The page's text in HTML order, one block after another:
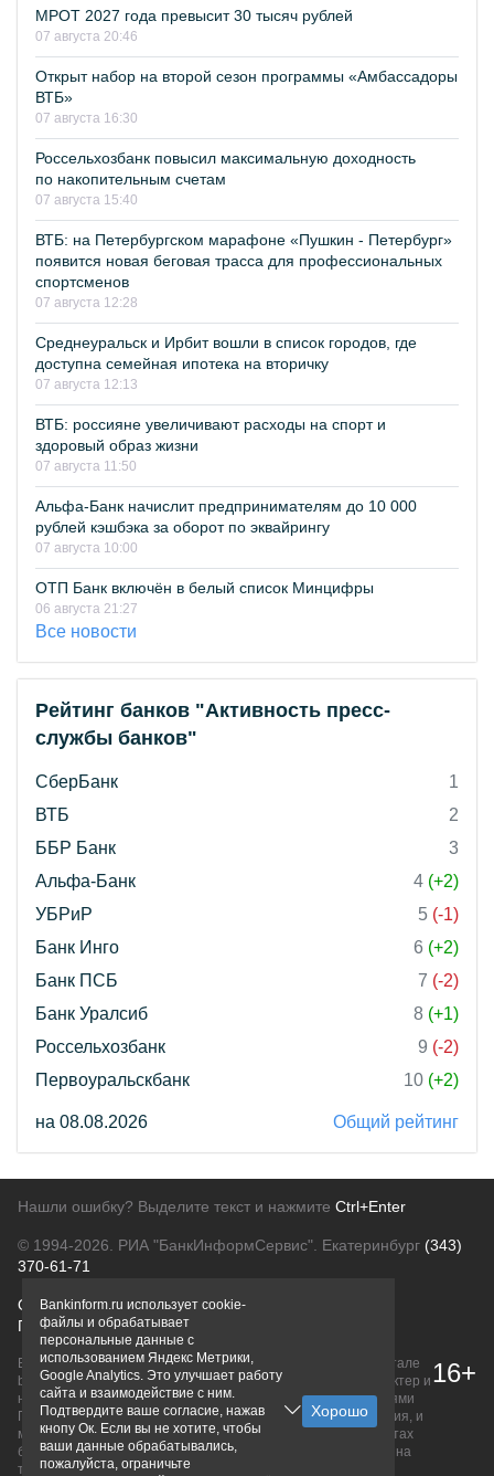
МРОТ 2027 года превысит 30 тысяч рублей
07 августа 20:46
Открыт набор на второй сезон программы «Амбассадоры
ВТБ»
07 августа 16:30
Россельхозбанк повысил максимальную доходность
по накопительным счетам
07 августа 15:40
ВТБ: на Петербургском марафоне «Пушкин - Петербург»
появится новая беговая трасса для профессиональных
спортсменов
07 августа 12:28
Среднеуральск и Ирбит вошли в список городов, где
доступна семейная ипотека на вторичку
07 августа 12:13
ВТБ: россияне увеличивают расходы на спорт и
здоровый образ жизни
07 августа 11:50
Альфа-Банк начислит предпринимателям до 10 000
рублей кэшбэка за оборот по эквайрингу
07 августа 10:00
ОТП Банк включён в белый список Минцифры
06 августа 21:27
Все новости
Рейтинг банков "Активность пресс-
службы банков"
СберБанк
1
ВТБ
2
ББР Банк
3
Альфа-Банк
4 (+2)
УБРиР
5 (-1)
Банк Инго
6 (+2)
Банк ПСБ
7 (-2)
Банк Уралсиб
8 (+1)
Россельхозбанк
9 (-2)
Первоуральскбанк
10 (+2)
на 08.08.2026 Общий рейтинг
Нашли ошибку? Выделите текст и нажмите Ctrl+Enter
© 1994-2026. РИА "БанкИнформСервис". Екатеринбург (343)
370-61-71
О проектеПолитика конфиденциальности
Правовая информацияДля рекламодателей
Вся информация о продуктах банков, размещенная на портале
bankinform.ru, носит исключительно ознакомительный характер и
не является публичной офертой, определяемой положениями
ГК РФ. Информация не содержит точного и полного описания, и
может быть изменена. Конечные условия уточняйте на сайтах
банков или при личном обращении. Исключительное право на
товарные знаки принадлежит их правообладателям.
16+
Bankinform.ru использует cookie-
файлы и обрабатывает
персональные данные с
использованием Яндекс Метрики,
Google Analytics. Это улучшает работу
сайта и взаимодействие с ним.
Подтвердите ваше согласие, нажав
кнопу Ок. Если вы не хотите, чтобы
ваши данные обрабатывались,
пожалуйста, ограничьте